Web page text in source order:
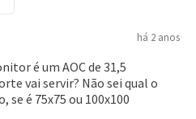
há 2 anos
é um AOC de 31,5
vai servir? Não sei qual o
se é 75x75 ou 100x100